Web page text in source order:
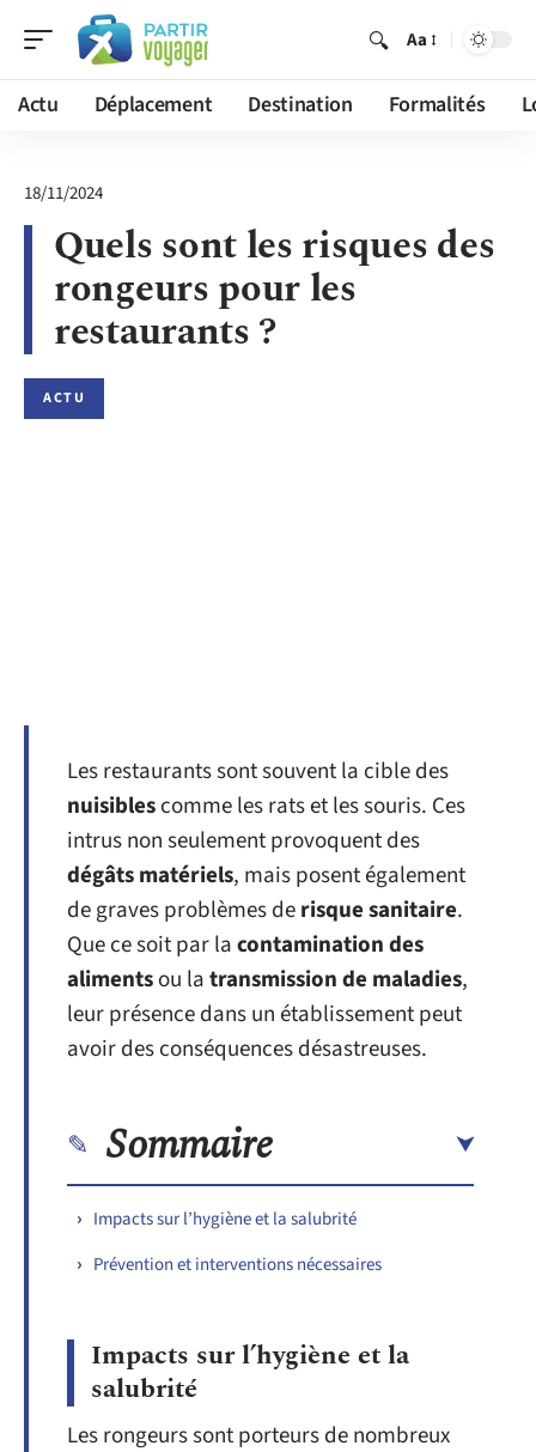
Aa
Actu Déplacement Destination Formalités
18/11/2024
Quels sont les risques des
rongeurs pour les
restaurants ?
ACTU
Les restaurants sont souvent la cible des
nuisiblescomme les rats et les souris. Ces
intrus non seulement provoquent des
dégâts matériels, mais posent également
de graves problèmes derisque sanitaire.
Que ce soit par lacontamination des
alimentsou latransmission de maladies,
leur présence dans un établissement peut
avoir des conséquences désastreuses.
Sommaire
Impacts sur l’hygiène et la salubrité
Prévention et interventions nécessaires
Impacts sur l’hygiène et la
salubrité
Les rongeurs sont porteurs de nombreux